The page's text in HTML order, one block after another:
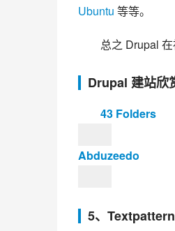
Ubuntu 等等。
总之 Drupal
Drupal 建站欣
43 Folders
Abduzeedo
5、Textpattern